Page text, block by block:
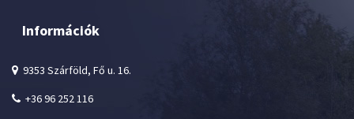
Információk
9353 Szárföld, Fő u. 16.
+36 96 252 116